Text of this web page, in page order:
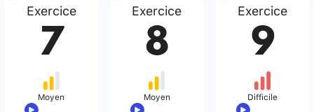
Exercice
7
Moyen
Exercice
8
Moyen
Exercice
9
Difficile